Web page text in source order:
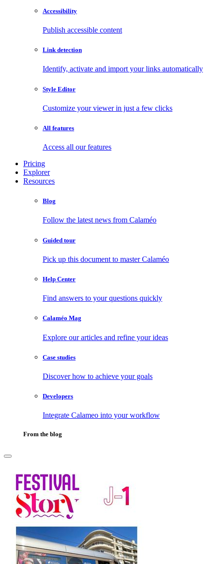
Accessibility
Publish accessible content
Link detection
Identify, activate and import your links automatically
Style Editor
Customize your viewer in just a few clicks
All features
Access all our features
Pricing
Explorer
Resources
Blog
Follow the latest news from Calaméo
Guided tour
Pick up this document to master Calaméo
Help Center
Find answers to your questions quickly
Calaméo Mag
Explore our articles and refine your ideas
Case studies
Discover how to achieve your goals
Developers
Integrate Calameo into your workflow
From the blog